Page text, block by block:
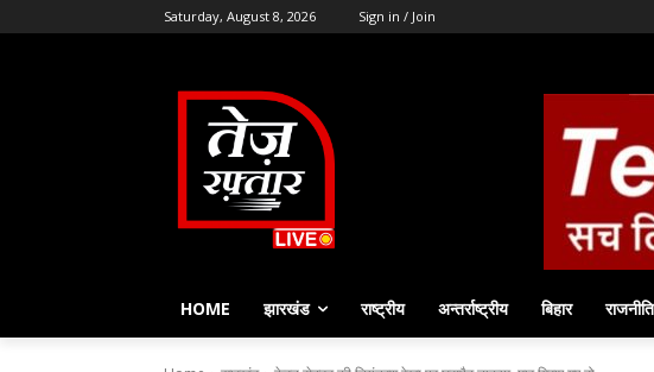
Saturday, August 8, 2026 Sign in / Join
HOME झारखंड राष्ट्रीय अन्तर्राष्ट्रीय बिहार राजनीति